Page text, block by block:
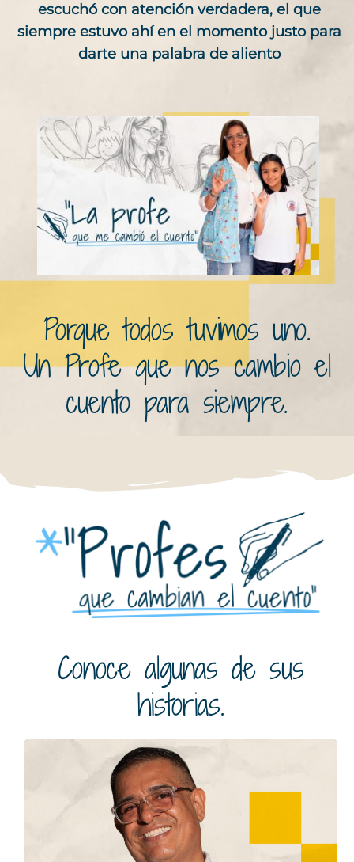
escuchó con atención verdadera, el que
siempre estuvo ahí en el momento justo para
darte una palabra de aliento
Porque todos tuvimos uno.
Un Profe que nos cambio el
cuento para siempre.
Conoce algunas de sus
historias.
José David Arias